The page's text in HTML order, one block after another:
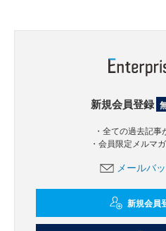
新規会員登録
・全ての過去記
・会員限定メルマ
メールバ
新規会員